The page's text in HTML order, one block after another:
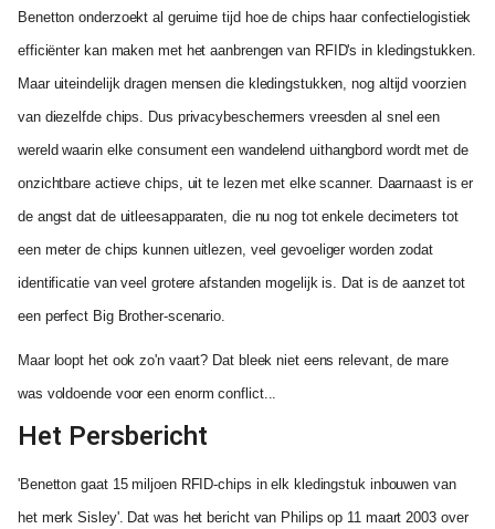
Benetton onderzoekt al geruime tijd hoe de chips haar confectielogistiek
efficiënter kan maken met het aanbrengen van RFID's in kledingstukken.
Maar uiteindelijk dragen mensen die kledingstukken, nog altijd voorzien
van diezelfde chips. Dus privacybeschermers vreesden al snel een
wereld waarin elke consument een wandelend uithangbord wordt met de
onzichtbare actieve chips, uit te lezen met elke scanner. Daarnaast is er
de angst dat de uitleesapparaten, die nu nog tot enkele decimeters tot
een meter de chips kunnen uitlezen, veel gevoeliger worden zodat
identificatie van veel grotere afstanden mogelijk is. Dat is de aanzet tot
een perfect Big Brother-scenario.
Maar loopt het ook zo'n vaart? Dat bleek niet eens relevant, de mare
was voldoende voor een enorm conflict...
Het Persbericht
'Benetton gaat 15 miljoen RFID-chips in elk kledingstuk inbouwen van
het merk Sisley'. Dat was het bericht van Philips op 11 maart 2003 over